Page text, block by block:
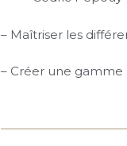
– Maîtriser les
– Créer une gamme